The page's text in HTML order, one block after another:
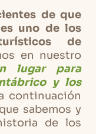
de que
uno de los
de
en nuestro
lugar para
y los
continuación
sabemos y
de los